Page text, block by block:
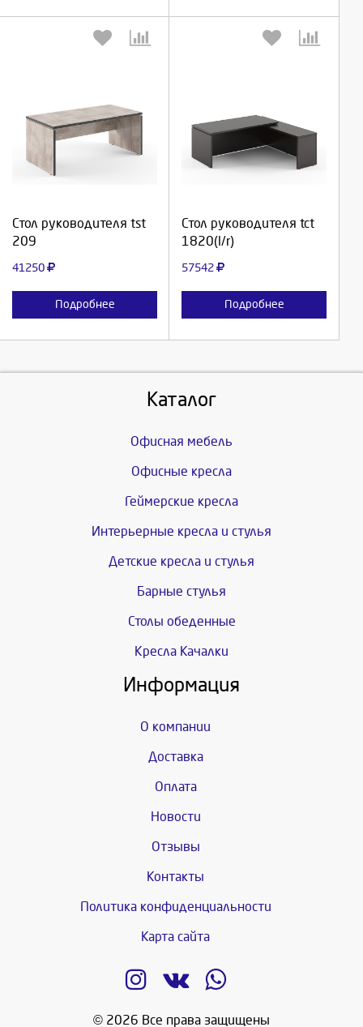
Стол руководителя tst
209
41250
Подробнее
Выберите количество:
Стол руководителя tct
1820(l/r)
57542
Подробнее
Выберите количество:
Каталог
Офисная мебель
Офисные кресла
Геймерские кресла
Интерьерные кресла и стулья
Детские кресла и стулья
Барные стулья
Столы обеденные
Кресла Качалки
Информация
О компании
Доставка
Оплата
Новости
Отзывы
Контакты
Политика конфиденциальности
Карта сайта
© 2026 Все права защищены